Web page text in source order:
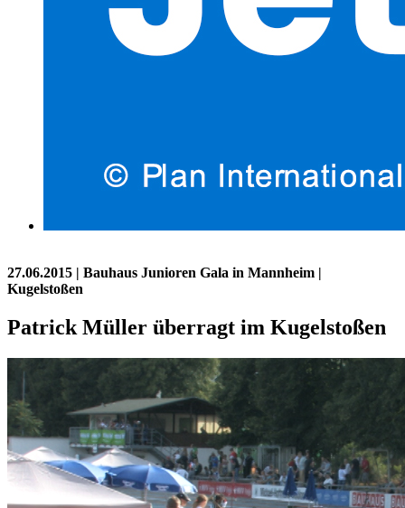
27.06.2015 | Bauhaus Junioren Gala in Mannheim |
Kugelstoßen
Patrick Müller überragt im Kugelstoßen